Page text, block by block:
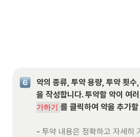
약의 종류, 투약 용량, 투약 횟
을 작성합니다. 투약할 약이 여
가하기
를 클릭하여 약을 추가
- 투약 내용은 정확하고 자세히